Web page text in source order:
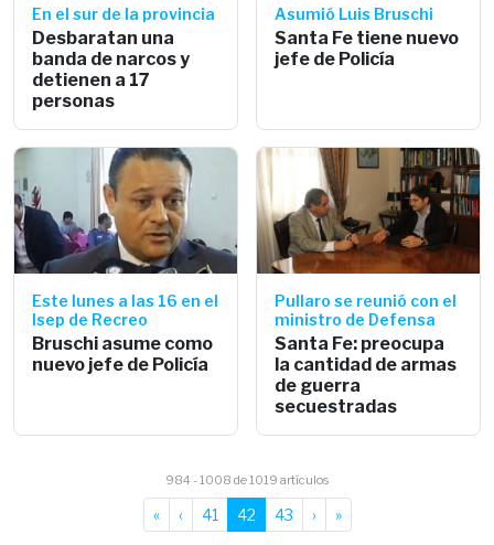
En el sur de la provincia
Desbaratan una
banda de narcos y
detienen a 17
personas
Asumió Luis Bruschi
Santa Fe tiene nuevo
jefe de Policía
Este lunes a las 16 en el
Isep de Recreo
Bruschi asume como
nuevo jefe de Policía
Pullaro se reunió con el
ministro de Defensa
Santa Fe: preocupa
la cantidad de armas
de guerra
secuestradas
984 - 1008 de 1019 artículos
« ‹ 41 42 43 › »